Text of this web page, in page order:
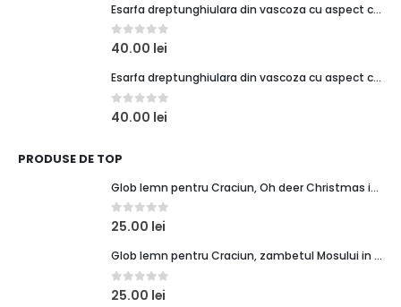
Esarfa dreptunghiulara din vascoza cu aspect creponat, coral
0out of 5
40.00 lei
Esarfa dreptunghiulara din vascoza cu aspect creponat, rosu
0out of 5
40.00 lei
PRODUSE DE TOP
Glob lemn pentru Craciun, Oh deer Christmas is here
0out of 5
25.00 lei
Glob lemn pentru Craciun, zambetul Mosului in lumina felinarului
0out of 5
25.00 lei